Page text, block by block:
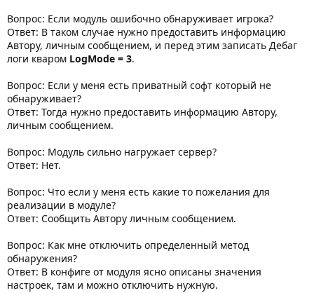
Вопрос: Если модуль ошибочно обнаруживает игрока?
Ответ: В таком случае нужно предоставить информацию
Автору, личным сообщением, и перед этим записать Дебаг
логи кваром LogMode = 3.
Вопрос: Если у меня есть приватный софт который не
обнаруживает?
Ответ: Тогда нужно предоставить информацию Автору,
личным сообщением.
Вопрос: Модуль сильно нагружает сервер?
Ответ: Нет.
Вопрос: Что если у меня есть какие то пожелания для
реализации в модуле?
Ответ: Сообщить Автору личным сообщением.
Вопрос: Как мне отключить определенный метод
обнаружения?
Ответ: В конфиге от модуля ясно описаны значения
настроек, там и можно отключить нужную.